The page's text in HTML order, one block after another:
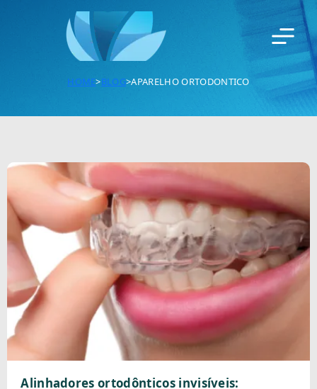
HOME>BLOG>APARELHO ORTODONTICO
Alinhadores ortodônticos invisíveis: